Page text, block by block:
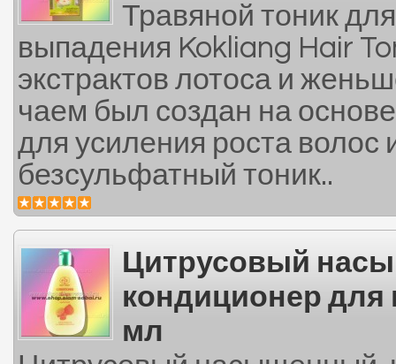
Травяной тоник
выпадения Kokliang Hair
экстрактов лотоса и
чаем был создан на
для усиления роста волос
безсульфатный тоник..
Цитрусовый
кондиционер для
мл